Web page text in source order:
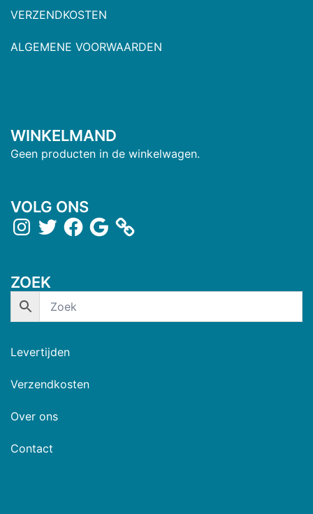
VERZENDKOSTEN
ALGEMENE VOORWAARDEN
WINKELMAND
Geen producten in de winkelwagen.
VOLG ONS
ZOEK
Levertijden
Verzendkosten
Over ons
Contact